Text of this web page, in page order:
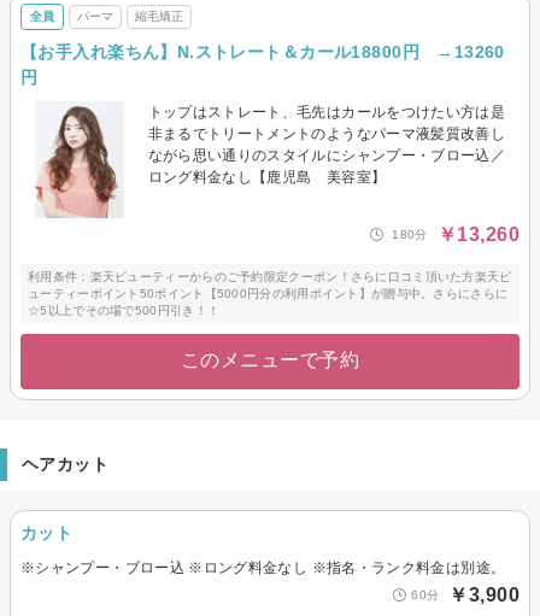
全員 パーマ 縮毛矯正
【お手入れ楽ちん】N.ストレート＆カール18800円 →13260
円
トップはストレート、毛先はカールをつけたい方は是
非まるでトリートメントのようなパーマ液髪質改善し
ながら思い通りのスタイルにシャンプー・ブロー込／
ロング料金なし【鹿児島 美容室】
180分 ￥13,260
利用条件：楽天ビューティーからのご予約限定クーポン！さらに口コミ頂いた方楽天ビ
ューティーポイント50ポイント【5000円分の利用ポイント】が贈与中。さらにさらに
☆5以上でその場で500円引き！！
このメニューで予約
ヘアカット
カット
※シャンプー・ブロー込 ※ロング料金なし ※指名・ランク料金は別途。
60分 ￥3,900